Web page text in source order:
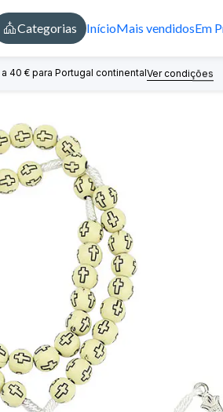
Categorias InícioMais vendidosEm
40 € para Portugal continentalVer condições